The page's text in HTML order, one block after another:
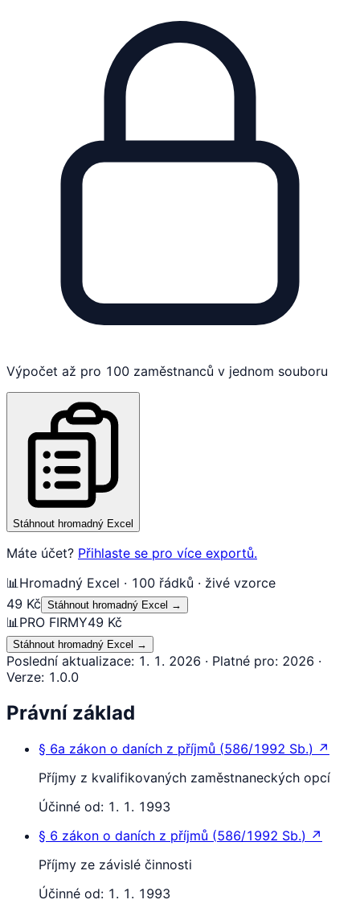
Výpočet až pro 100 zaměstnanců v jednom souboru
Stáhnout hromadný Excel
Máte účet? Přihlaste se pro více exportů.
📊 Hromadný Excel · 100 řádků · živé vzorce
49 Kč Stáhnout hromadný Excel →
📊 PRO FIRMY49 Kč
Stáhnout hromadný Excel →
Poslední aktualizace: 1. 1. 2026 · Platné pro: 2026 ·
Verze: 1.0.0
Právní základ
§ 6a zákon o daních z příjmů (586/1992 Sb.) ↗
Příjmy z kvalifikovaných zaměstnaneckých opcí
Účinné od: 1. 1. 1993
§ 6 zákon o daních z příjmů (586/1992 Sb.) ↗
Příjmy ze závislé činnosti
Účinné od: 1. 1. 1993